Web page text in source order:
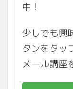
中！
少しでも興
タンをタッ
メール講座